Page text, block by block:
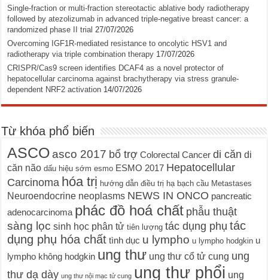
Single-fraction or multi-fraction stereotactic ablative body radiotherapy
followed by atezolizumab in advanced triple-negative breast cancer: a
randomized phase II trial 27/07/2026
Overcoming IGF1R-mediated resistance to oncolytic HSV1 and
radiotherapy via triple combination therapy 17/07/2026
CRISPR/Cas9 screen identifies DCAF4 as a novel protector of
hepatocellular carcinoma against brachytherapy via stress granule-
dependent NRF2 activation 14/07/2026
Từ khóa phổ biến
ASCO asco 2017 bổ trợ Colorectal Cancer di căn di
căn não dấu hiệu sớm esmo ESMO 2017 Hepatocellular
Carcinoma hóa trị hướng dẫn điều trị hạ bạch cầu Metastases
Neuroendocrine neoplasms NEWS IN ONCO pancreatic
adenocarcinoma phác đồ hoá chất phẫu thuật
sàng lọc sinh học phân tử tiên lượng tác dụng phụ tác
dụng phụ hóa chất tình dục u lympho u lympho hodgkin u
lympho không hodgkin ung thư ung thư cổ tử cung ung
thư dạ dày ung thư nội mạc tử cung ung thư phổi ung